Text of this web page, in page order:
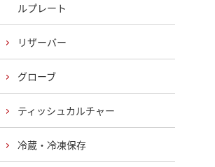
ルプレート
リザーバー
グローブ
ティッシュカルチャー
冷蔵・冷凍保存